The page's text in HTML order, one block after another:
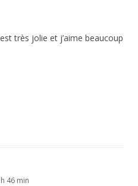
très jolie et j’aime beaucoup
46 min